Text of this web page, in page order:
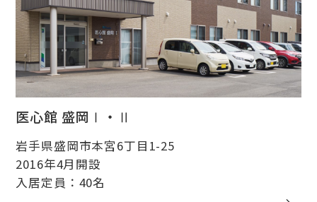
医心館 盛岡Ⅰ・Ⅱ
岩手県盛岡市本宮6丁目1-25
2016年4月開設
入居定員：40名